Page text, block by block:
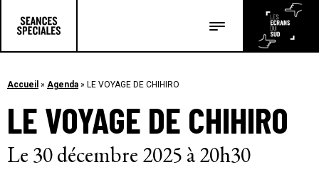
Les articles
Accueil » Agenda » LE VOYAGE DE CHIHIRO
LE VOYAGE DE CHIHIRO
Le 30 décembre 2025 à 20h30